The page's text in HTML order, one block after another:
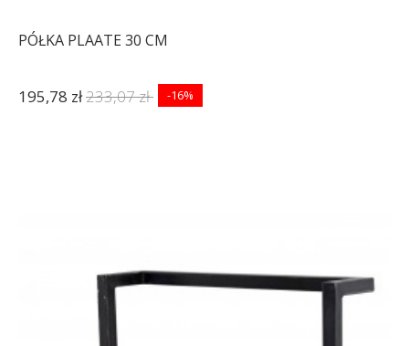
PÓŁKA PLAATE 30 CM
195,78 zł233,07 zł -16%